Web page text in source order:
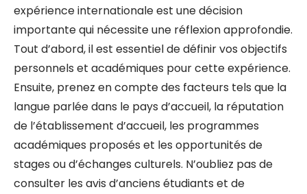
expérience internationale est une décision
importante qui nécessite une réflexion approfondie.
Tout d’abord, il est essentiel de définir vos objectifs
personnels et académiques pour cette expérience.
Ensuite, prenez en compte des facteurs tels que la
langue parlée dans le pays d’accueil, la réputation
de l’établissement d’accueil, les programmes
académiques proposés et les opportunités de
stages ou d’échanges culturels. N’oubliez pas de
consulter les avis d’anciens étudiants et de